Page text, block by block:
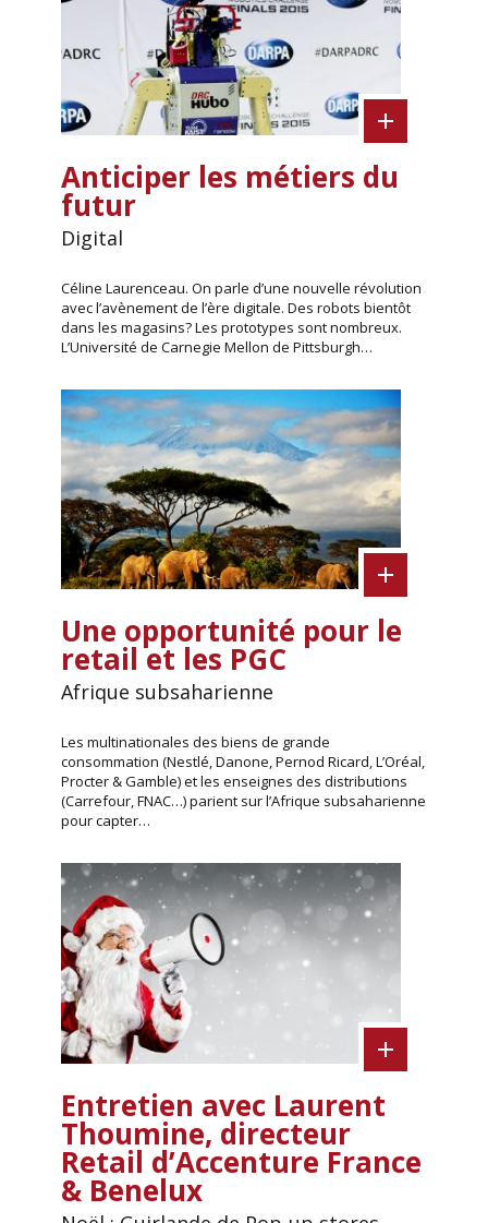
Anticiper les métiers du
futur
Digital
Céline Laurenceau. On parle d’une nouvelle révolution
avec l’avènement de l’ère digitale. Des robots bientôt
dans les magasins? Les prototypes sont nombreux.
L’Uni­versité de Carnegie Mellon de Pittsburgh…
Une opportunité pour le
retail et les PGC
Afrique subsaharienne
Les multinationales des biens de grande
consommation (Nestlé, Danone, Pernod Ricard, L’Oréal,
Procter & Gamble) et les enseignes des distributions
(Carrefour, FNAC…) parient sur l’Afrique subsaharienne
pour capter…
Entretien avec Laurent
Thoumine, directeur
Retail d’Accenture France
& Benelux